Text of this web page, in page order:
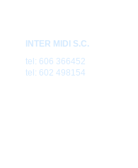
INTER MIDI S.C.
tel: 606 366452
tel: 602 498154